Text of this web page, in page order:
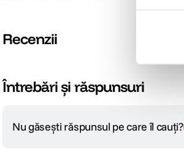
Recenzii
Întrebări și răspunsuri
Nu găsești răspunsul pe care îl cauți?